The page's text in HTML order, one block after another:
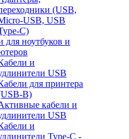
(USB,
USB, USB
C)
для ноутбуков и
и
USB
для принтера
B)
кабели и
USB
и
Type-C -